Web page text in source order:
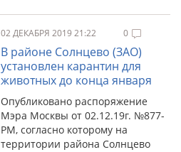
02 ДЕКАБРЯ 2019 21:22 0
В районе Солнцево (ЗАО)
установлен карантин для
животных до конца января
Опубликовано распоряжение
Мэра Москвы от 02.12.19г. №877-
РМ, согласно которому на
территории района Солнцево